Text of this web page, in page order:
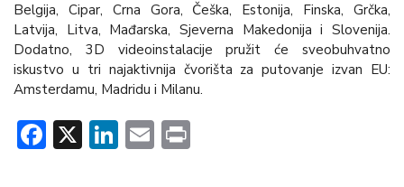
Belgija, Cipar, Crna Gora, Češka, Estonija, Finska, Grčka,
Latvija, Litva, Mađarska, Sjeverna Makedonija i Slovenija.
Dodatno, 3D videoinstalacije pružit će sveobuhvatno
iskustvo u tri najaktivnija čvorišta za putovanje izvan EU:
Amsterdamu, Madridu i Milanu.
Facebook
X LinkedIn
Email